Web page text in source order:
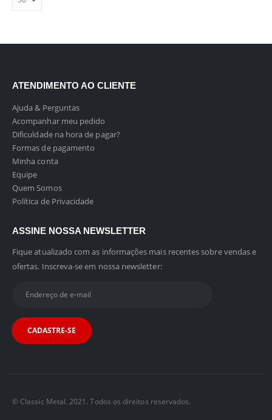
ATENDIMENTO AO CLIENTE
Ajuda & Perguntas
Acompanhar meu pedido
Dificuldade na hora de pagar?
Formas de pagamento
Minha conta
Equipe
Quem Somos
Política de Privacidade
ASSINE NOSSA NEWSLETTER
Fique atualizado com as informações mais recentes sobre vendas e
ofertas. Inscreva-se em nossa newsletter:
© Classic Metal. 2021. Todos os direitos reservados.